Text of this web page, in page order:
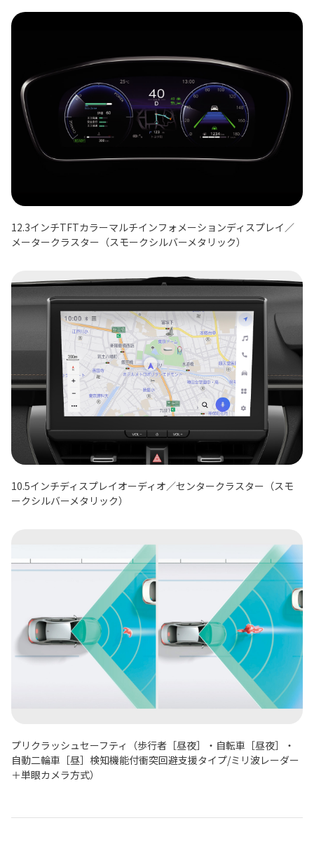
12.3インチTFTカラーマルチインフォメーションディスプレイ／
メータークラスター（スモークシルバーメタリック）
10.5インチディスプレイオーディオ／センタークラスター（スモ
ークシルバーメタリック）
プリクラッシュセーフティ（歩行者［昼夜］・自転車［昼夜］・
自動二輪車［昼］検知機能付衝突回避支援タイプ/ミリ波レーダー
＋単眼カメラ方式）